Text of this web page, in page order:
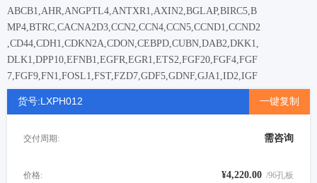
ABCB1,AHR,ANGPTL4,ANTXR1,AXIN2,BGLAP,BIRC5,B
MP4,BTRC,CACNA2D3,CCN2,CCN4,CCN5,CCND1,CCND2
,CD44,CDH1,CDKN2A,CDON,CEBPD,CUBN,DAB2,DKK1,
DLK1,DPP10,EFNB1,EGFR,EGR1,ETS2,FGF20,FGF4,FGF
7,FGF9,FN1,FOSL1,FST,FZD7,GDF5,GDNF,GJA1,ID2,IGF
1,IGF2,IL6,IRS1,JAG1,KLF5,LEF1,LRP1,MET,MMP2,MMP
7,MMP9,MYC,NANOG,NRCAM,NRP1,NTRK2,PDGFRA,PI
2,SFRP2,SIX1,SMO,SOX2,SOX9,TBXT,TCF4,TCF7,TCF7L
WNT9A
货号:LXPH012 一键复制
交付周期: 需咨询
价格: ¥4,220.00 /96孔板